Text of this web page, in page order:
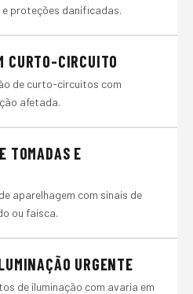
proteções danificadas.
CURTO-CIRCUITO
de curto-circuitos com
afetada.
TOMADAS E
aparelhagem com sinais de
ou faísca.
URGENTE
de iluminação com avaria em